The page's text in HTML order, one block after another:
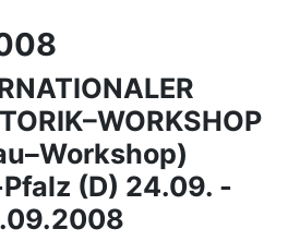
(D) 24.09. -